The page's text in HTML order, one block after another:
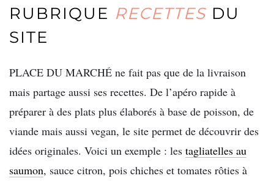
RUBRIQUE RECETTES DU
SITE
PLACE DU MARCHÉ ne fait pas que de la livraison
mais partage aussi ses recettes. De l’apéro rapide à
préparer à des plats plus élaborés à base de poisson, de
viande mais aussi vegan, le site permet de découvrir des
idées originales. Voici un exemple : les tagliatelles au
saumon, sauce citron, pois chiches et tomates rôties à